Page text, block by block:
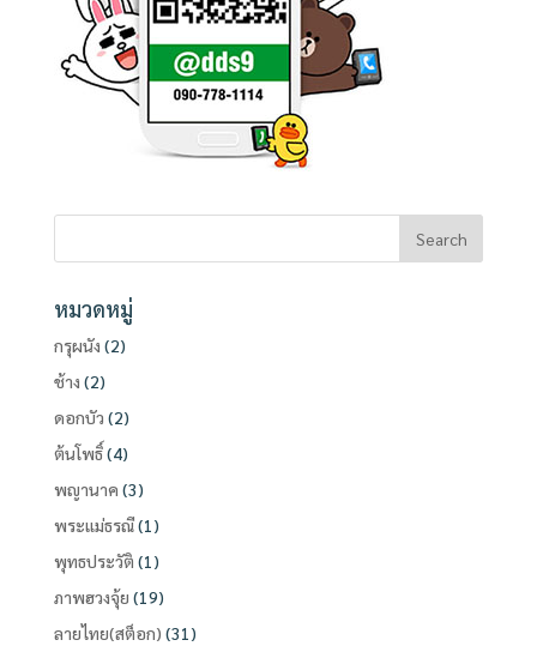
หมวดหมู่
กรุผนัง (2)
ช้าง (2)
ดอกบัว (2)
ต้นโพธิ์(4)
พญานาค (3)
พระแม่ธรณี(1)
พุทธประวัติ (1)
ภาพฮวงจุ้ย (19)
ลายไทย(สต็อก) (31)